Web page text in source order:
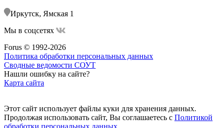
Иркутск, Ямская 1
Мы в соцсетях
Forus © 1992-2026
Политика обработки персональных данных
Сводные ведомости СОУТ
Нашли ошибку на сайте?
Карта сайта
Этот сайт использует файлы куки для хранения данных.
Продолжая использовать сайт, Вы соглашаетесь с Политикой
обработки персональных данных.